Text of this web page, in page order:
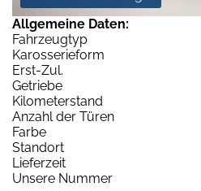
Allgemeine Daten:
Fahrzeugtyp
Karosserieform
Erst-Zul.
Getriebe
Kilometerstand
Anzahl der Türen
Farbe
Standort
Lieferzeit
Unsere Nummer